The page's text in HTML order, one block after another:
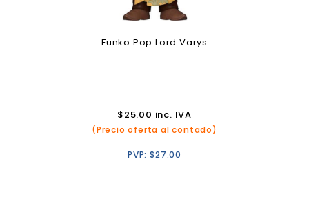
Funko Pop Lord Varys
$25.00 inc. IVA
(Precio oferta al contado)
PVP:$27.00